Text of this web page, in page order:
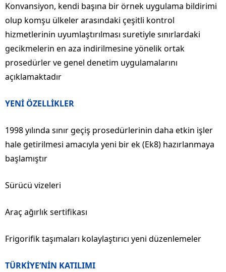
Konvansiyon, kendi başına bir örnek uygulama bildirimi
olup komşu ülkeler arasındaki çeşitli kontrol
hizmetlerinin uyumlaştırılması suretiyle sınırlardaki
gecikmelerin en aza indirilmesine yönelik ortak
prosedürler ve genel denetim uygulamalarını
açıklamaktadır
YENİ ÖZELLİKLER
1998 yılında sınır geçiş prosedürlerinin daha etkin işler
hale getirilmesi amacıyla yeni bir ek (Ek8) hazırlanmaya
başlamıştır
Sürücü vizeleri
Araç ağırlık sertifikası
Frigorifik taşımaları kolaylaştırıcı yeni düzenlemeler
TÜRKİYE’NİN KATILIMI